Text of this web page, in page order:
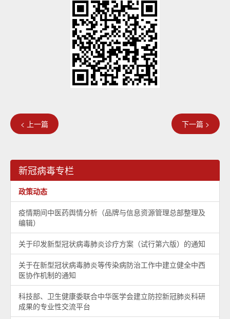
< 上一篇 下一篇 >
新冠病毒专栏
政策动态
疫情期间中医药舆情分析（品牌与信息资源管理总部整理及
编辑）
关于印发新型冠状病毒肺炎诊疗方案（试行第六版）的通知
关于在新型冠状病毒肺炎等传染病防治工作中建立健全中西
医协作机制的通知
科技部、卫生健康委联合中华医学会建立防控新冠肺炎科研
成果的专业性交流平台